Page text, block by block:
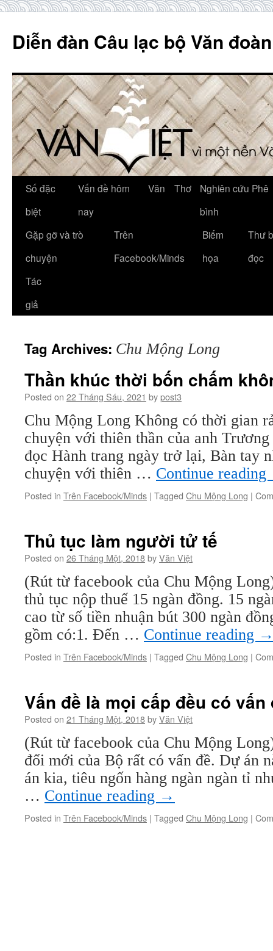
content
Diễn đàn Câu lạc bộ Văn
Số đặc
biệt
Vấn đề hôm
nay
Văn Thơ
Nghiên cứu Phê
bình
Gặp gỡ và trò
chuyện
Trên
Facebook/Minds
Biếm
họa
Thư
đọc
Tác
giả
Tag Archives: Chu Mộng Long
Thần khúc thời bốn chấm
Posted on 22 Tháng Sáu, 2021 bypost3
Chu Mộng Long Không có thời gian
chuyện với thiên thần của anh
đọc Hành trang ngày trở lại, Bàn tay
chuyện với thiên … Continue reading
Posted in Trên Facebook/Minds | Tagged Chu Mộng Long |
Thủ tục làm người tử tế
Posted on 26 Tháng Một, 2018byVăn Việt
(Rút từ facebook của Chu Mộng
thủ tục nộp thuế 15 ngàn đồng. 15
cao từ số tiền nhuận bút 300 ngàn
gồm có:1. Đến … Continue reading
Posted in Trên Facebook/Minds | Tagged Chu Mộng Long |
Vấn đề là mọi cấp đều có vấn
Posted on 21 Tháng Một, 2018byVăn Việt
(Rút từ facebook của Chu Mộng
đổi mới của Bộ rất có vấn đề. Dự án
án kia, tiêu ngốn hàng ngàn ngàn tỉ
… Continue reading →
Posted in Trên Facebook/Minds | Tagged Chu Mộng Long |